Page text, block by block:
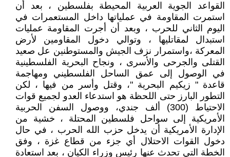
القواعد الجوية العربية المحيطة بفلسطين ، بعد أن
استمرت المقاومة في عملياتها داخل المستعمرات في
اليوم الثاني للحرب ، وبعد أن أجرت المقاومة عمليات
استبدال لمقاتليها ، وتوالي دخول المقاومين لأرض
المعركة ،واستمرار نزف الجيش والمستوطنين عل صعيد
القتلى والجرحى والأسرى ، ونجاح البحرية الفلسطينية
في الوصول إلى عمق الساحل الفلسطيني ومهاجمة
قاعدة " زيكيم البحرية "، وقتل وأسر من فيها ، لكن
التطور البارز حتى اللحظة هو استدعاء العدو لجميع قوات
الاحتياط (300) ألف جندي، ووصول السفن الحربية
الأمريكية إلى سواحل فلسطين المحتلة ، خشية من
الإدارة الأمريكية أن يدخل حزب الله الحرب ، في حال
دخول القوات الاحتلال أي جزء من قطاع غزة ، وفق
الخطة التي تحدث عنها رئيس وزراء الكيان ، بعد استعادة